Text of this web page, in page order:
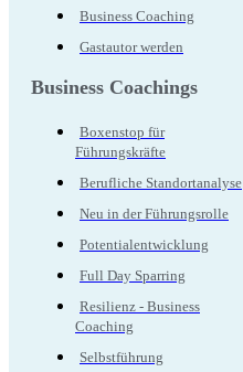
Business Coaching
Gastautor werden
Business Coachings
Boxenstop für
Führungskräfte
Berufliche Standortanalyse
Neu in der Führungsrolle
Potentialentwicklung
Full Day Sparring
Resilienz - Business
Coaching
Selbstführung